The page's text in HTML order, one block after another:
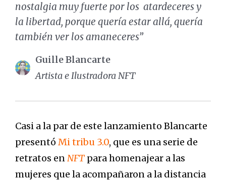
nostalgia muy fuerte por los atardeceres y
la libertad, porque quería estar allá, quería
también ver los amaneceres”
Guille Blancarte
Artista e Ilustradora NFT
Casi a la par de este lanzamiento Blancarte
presentó Mi tribu 3.0, que es una serie de
retratos enNFT para homenajear a las
mujeres que la acompañaron a la distancia